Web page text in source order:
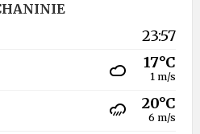
23:57
17°C
1 m/s
20°C
6 m/s